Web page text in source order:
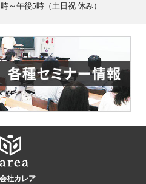
～午後5時（土日祝 休み）
社カレア